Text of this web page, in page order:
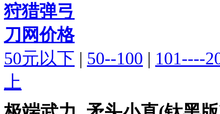
狩猎弹弓
刀网价格
50元以下 | 50--100 | 101----
上